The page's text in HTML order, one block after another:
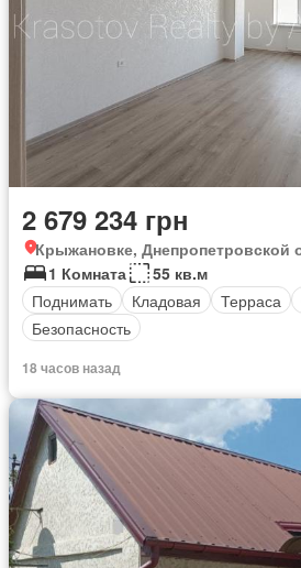
2 679 234 грн
Крыжановке, Днепропетровской
1 Комната
55 кв.м
Поднимать
Кладовая Терраса
Безопасность
18 часов назад